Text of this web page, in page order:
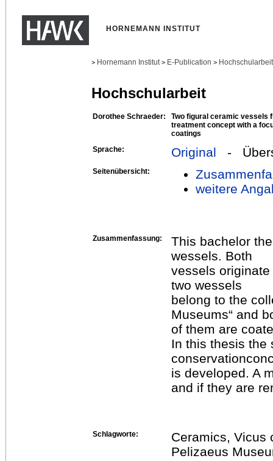
HORNEMANN INSTITUT
> Hornemann Institut > E-Publication >
Hochschularbeit
Dorothee Schraeder:
Two figural ceramic vessels
treatment concept with a
coatings
Sprache:
Original -
Seitenübersicht:
weitere
Zusammenfassung:
This bachelor
wessels. Both
vessels
two wessels
belong to the
Museums“ and
of them are
In this thesis the
is developed. A
and if they are
Schlagworte:
Ceramics, Vicus
Pelizaeus